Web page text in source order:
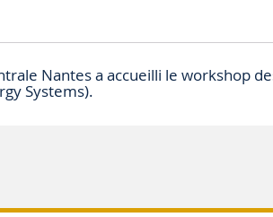
Nantes a accueilli le workshop
Systems).